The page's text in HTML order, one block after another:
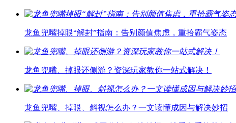
龙鱼兜嘴掉眼“解封”指南：告别颜值焦虑，重拾霸气姿态
龙鱼兜嘴、掉眼还侧游？资深玩家教你一站式解决！
龙鱼兜嘴、掉眼、斜视怎么办？一文读懂成因与解决妙招